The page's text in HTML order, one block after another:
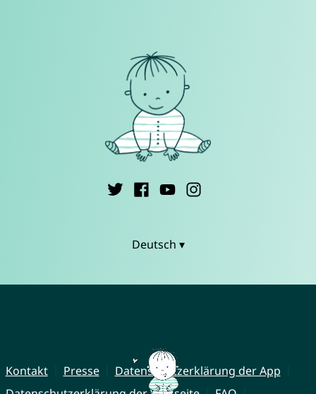
Deutsch ▾
Kontakt Presse
Datenschutzerklärung der App